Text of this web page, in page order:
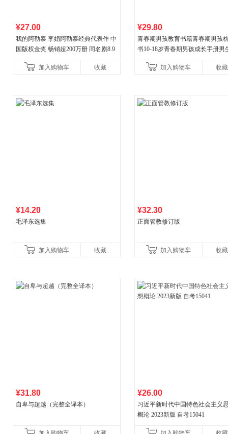
¥27.00
我的阿勒泰 李娟阿勒泰经典代表作 中
国版权金奖 畅销超200万册 同名剧8.9
加入购物车
收藏
¥29.80
青春期男孩教育书籍青春期男孩
书10-18岁青春期男孩成长手册男
育书
加入购物车 收藏
¥14.20
毛泽东选集
加入购物车 收藏
¥32.30
正面管教修订版
加入购物车 收藏
¥31.80
自卑与超越（完整全译本）
¥26.00
习近平新时代中国特色社会主义
概论 2023新版 自考15041